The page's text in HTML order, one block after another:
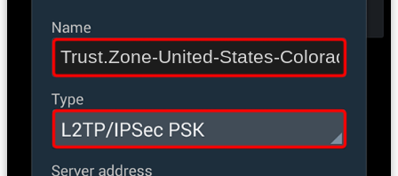
Trust.Zone-United-States-Colorado